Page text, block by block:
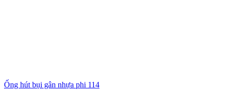
Ống hút bụi gân nhựa phi 114